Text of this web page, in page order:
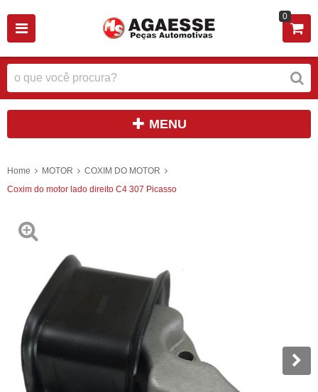
0
MENU
Home MOTOR
COXIM DO MOTOR
Coxim do motor lado direito C4 307 Picasso